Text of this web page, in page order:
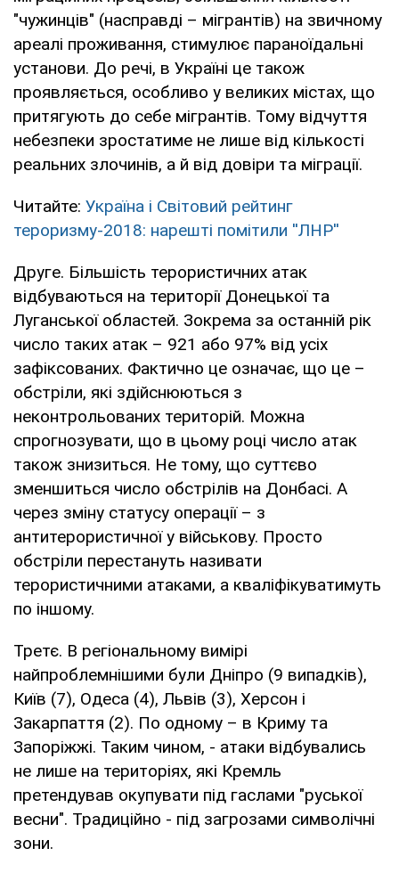
"чужинців" (насправді – мігрантів) на звичному
ареалі проживання, стимулює параноїдальні
установи. До речі, в Україні це також
проявляється, особливо у великих містах, що
притягують до себе мігрантів. Тому відчуття
небезпеки зростатиме не лише від кількості
реальних злочинів, а й від довіри та міграції.
Читайте: Україна і Світовий рейтинг
тероризму-2018: нарешті помітили ''ЛНР''
Друге. Більшість терористичних атак
відбуваються на території Донецької та
Луганської областей. Зокрема за останній рік
число таких атак – 921 або 97% від усіх
зафіксованих. Фактично це означає, що це –
обстріли, які здійснюються з
неконтрольованих територій. Можна
спрогнозувати, що в цьому році число атак
також знизиться. Не тому, що суттєво
зменшиться число обстрілів на Донбасі. А
через зміну статусу операції – з
антитерористичної у військову. Просто
обстріли перестануть називати
терористичними атаками, а кваліфікуватимуть
по іншому.
Третє. В регіональному вимірі
найпроблемнішими були Дніпро (9 випадків),
Київ (7), Одеса (4), Львів (3), Херсон і
Закарпаття (2). По одному – в Криму та
Запоріжжі. Таким чином, - атаки відбувались
не лише на територіях, які Кремль
претендував окупувати під гаслами "руської
весни". Традиційно - під загрозами символічні
зони.